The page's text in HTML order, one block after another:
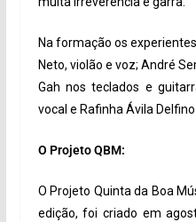
Na formação os
Neto, violão e voz; André
Gah nos teclados e
vocal e Rafinha Ávila
O Projeto QBM:
O Projeto Quinta da Boa
edição, foi criado em